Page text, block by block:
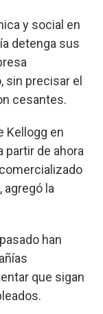
y social en
detenga sus
sin precisar el
cesantes.
Kellogg en
partir de ahora
agregó la
han
que sigan